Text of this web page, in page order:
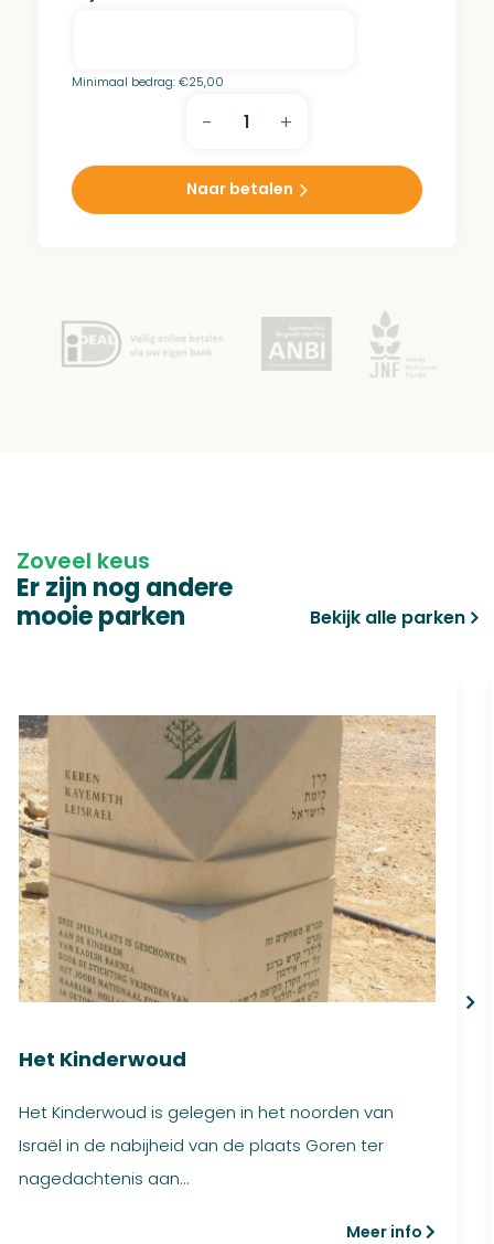
Minimaal bedrag:€25,00
-
Reichman
aantal
+
Naar betalen
Zoveel keus
Er zijn nog andere
mooie parken
Bekijk alle parken
Het Kinderwoud
Het Kinderwoud is gelegen in het noorden van
Israël in de nabijheid van de plaats Goren ter
nagedachtenis aan...
Meer info